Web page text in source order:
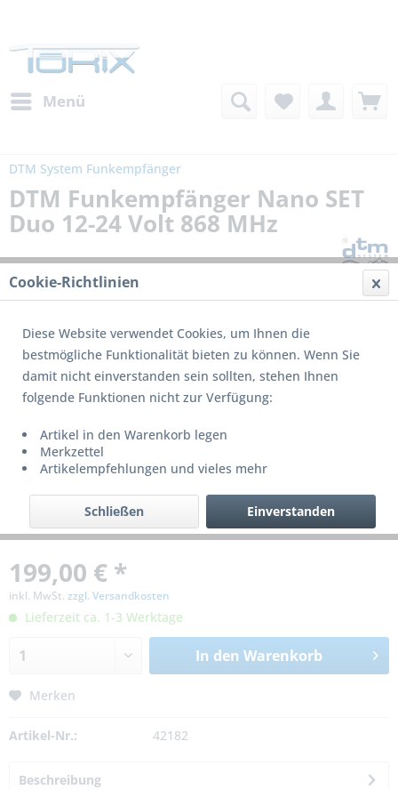
Menü
DTM System Funkempfänger
DTM Funkempfänger Nano SET
Duo 12-24 Volt 868 MHz
199,00 € *
inkl. MwSt. zzgl. Versandkosten
Lieferzeit ca. 1-3 Werktage
In den Warenkorb
Merken
Artikel-Nr.: 42182
Beschreibung
Cookie-Richtlinien
Diese Website verwendet Cookies, um Ihnen die
bestmögliche Funktionalität bieten zu können. Wenn Sie
damit nicht einverstanden sein sollten, stehen Ihnen
folgende Funktionen nicht zur Verfügung:
Artikel in den Warenkorb legen
Merkzettel
Artikelempfehlungen und vieles mehr
Einverstanden
Schließen